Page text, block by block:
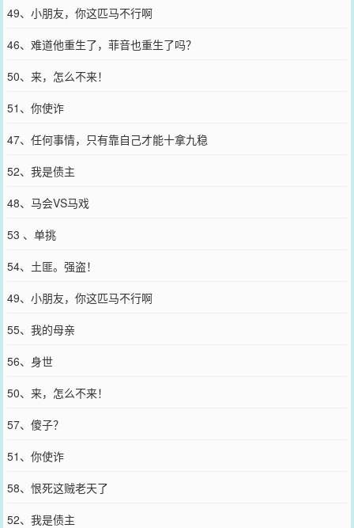
49、小朋友，你这匹马不行啊
46、难道他重生了，菲音也重生了吗？
50、来，怎么不来！
51、你使诈
47、任何事情，只有靠自己才能十拿九稳
52、我是债主
48、马会VS马戏
53 、单挑
54、土匪。强盗！
49、小朋友，你这匹马不行啊
55、我的母亲
56、身世
50、来，怎么不来！
57、傻子？
51、你使诈
58、恨死这贼老天了
52、我是债主